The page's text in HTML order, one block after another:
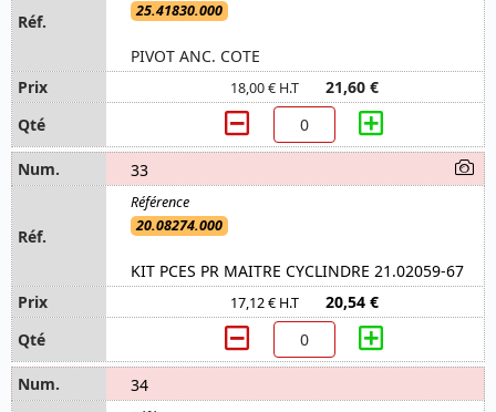
25.41830.000
PIVOT ANC. COTE
18,00 € H.T 21,60 €
33
20.08274.000
KIT PCES PR MAITRE CYCLINDRE 21.02059-67
17,12 € H.T 20,54 €
34